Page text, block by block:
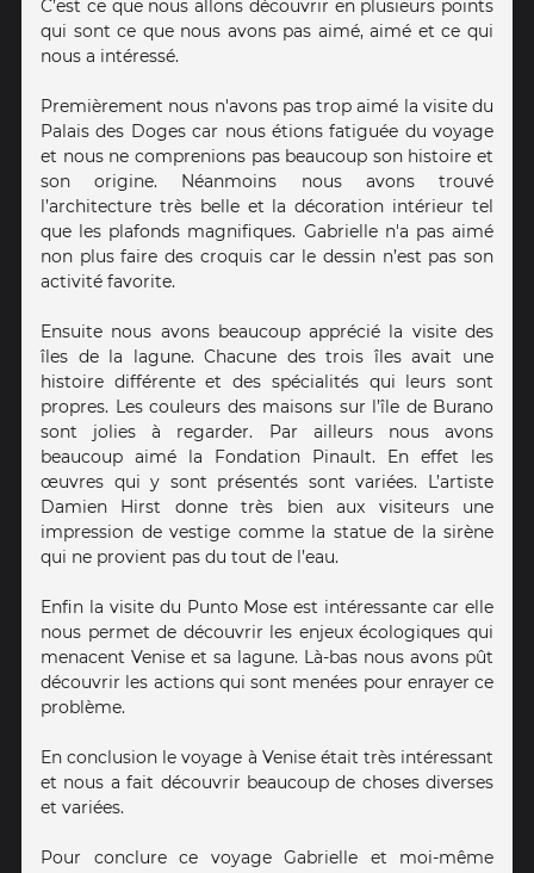
C’est ce que nous allons découvrir en plusieurs points
qui sont ce que nous avons pas aimé, aimé et ce qui
nous a intéressé.
Premièrement nous n'avons pas trop aimé la visite du
Palais des Doges car nous étions fatiguée du voyage
et nous ne comprenions pas beaucoup son histoire et
son origine. Néanmoins nous avons trouvé
l’architecture très belle et la décoration intérieur tel
que les plafonds magnifiques. Gabrielle n'a pas aimé
non plus faire des croquis car le dessin n’est pas son
activité favorite.
Ensuite nous avons beaucoup apprécié la visite des
îles de la lagune. Chacune des trois îles avait une
histoire différente et des spécialités qui leurs sont
propres. Les couleurs des maisons sur l’île de Burano
sont jolies à regarder. Par ailleurs nous avons
beaucoup aimé la Fondation Pinault. En effet les
œuvres qui y sont présentés sont variées. L’artiste
Damien Hirst donne très bien aux visiteurs une
impression de vestige comme la statue de la sirène
qui ne provient pas du tout de l’eau.
Enfin la visite du Punto Mose est intéressante car elle
nous permet de découvrir les enjeux écologiques qui
menacent Venise et sa lagune. Là-bas nous avons pût
découvrir les actions qui sont menées pour enrayer ce
problème.
En conclusion le voyage à Venise était très intéressant
et nous a fait découvrir beaucoup de choses diverses
et variées.
Pour conclure ce voyage Gabrielle et moi-même